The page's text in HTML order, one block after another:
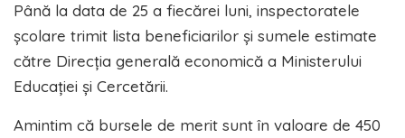
Până la data de 25 a fiecărei luni, inspectoratele
școlare trimit lista beneficiarilor și sumele estimate
către Direcția generală economică a Ministerului
Educației și Cercetării.
Amintim că bursele de merit sunt în valoare de 450